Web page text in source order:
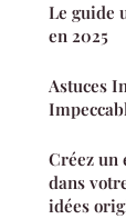
Le guide
en 2025
Astuces
Créez un
dans
idées